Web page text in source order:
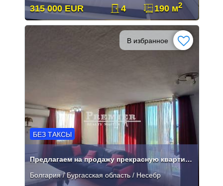
315 000 EUR 4 190 м2
В избранное
БЕЗ ТАКСЫ
Предлагаем на продажу прекрасную квартиру в центре Несебра.
Болгария / Бургасская область / Несебр